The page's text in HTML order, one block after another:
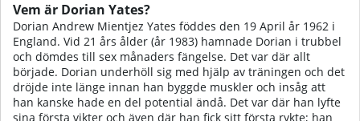
Vem är Dorian Yates?
Dorian Andrew Mientjez Yates föddes den 19 April år 1962 i
England. Vid 21 års ålder (år 1983) hamnade Dorian i trubbel
och dömdes till sex månaders fängelse. Det var där allt
började. Dorian underhöll sig med hjälp av träningen och det
dröjde inte länge innan han byggde muskler och insåg att
han kanske hade en del potential ändå. Det var där han lyfte
sina första vikter och även där han fick sitt första rykte; han